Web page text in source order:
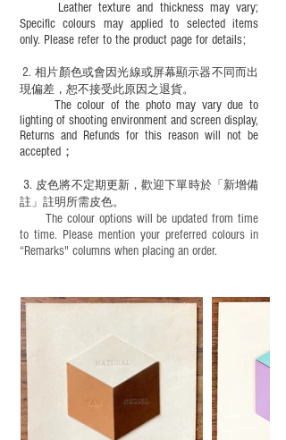
Leather texture and thickness may vary;
Specific colours may applied to selected items
only. Please refer to the product page for details;
​2.相片顏色或會因光線或屏幕顯示器不同而出
現偏差，恕不接受此原因之退貨。
The colour of the photo may vary due to
lighting of shooting environment and screen display,
Returns and Refunds for this reason will not be
accepted；
3. 皮色將不定期更新，歡迎下單時於「新增備
註」註明 所需皮色。
The colour options will be updated from time
to time. Please mention your preferred colours in
“Remarks" columns when placing an order.